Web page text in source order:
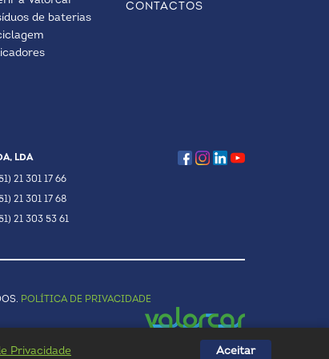
de baterias
CONTACTOS
LDA
21 301 17 66
21 301 17 68
21 303 53 61
POLÍTICA DE PRIVACIDADE
Privacidade Aceitar